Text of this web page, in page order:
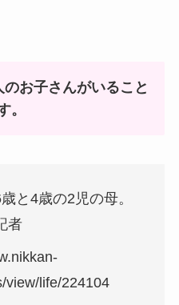
お子さんがいること
。
と4歳の2児の母。
者
view/life/224104